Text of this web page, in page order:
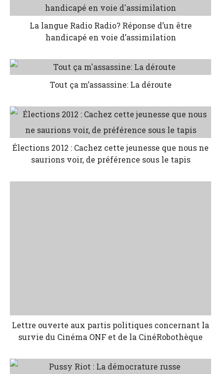
La langue Radio Radio? Réponse d’un être
handicapé en voie d’assimilation
Tout ça m’assassine: La déroute
Élections 2012 : Cachez cette jeunesse que nous ne
saurions voir, de préférence sous le tapis
Lettre ouverte aux partis politiques concernant la
survie du Cinéma ONF et de la CinéRobothèque